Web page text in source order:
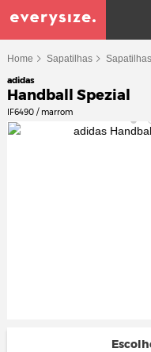
Home Sapatilhas
adidas
Handball Spezial
IF6490 / marrom